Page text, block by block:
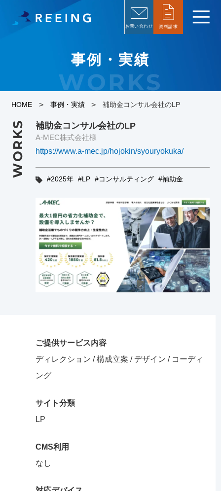
資料請求
お問い合わせ
事例・実績
WORKS
HOME > 事例・実績 > 補助金コンサル会社のLP
WORKS 補助金コンサル会社のLP
A-MEC株式会社様
https://www.a-mec.jp/hojokin/syouryokuka/
2025年 LP コンサルティング 補助金
ご提供サービス内容
ディレクション / 構成立案 / デザイン / コーディ
ング
サイト分類
LP
CMS利用
なし